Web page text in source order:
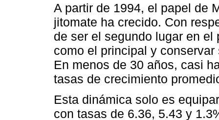
A partir de 1994, el papel de
jitomate ha crecido. Con
de ser el segundo lugar en
como el principal y
En menos de 30 años, casi
tasas de crecimiento
Esta dinámica solo es
con tasas de 6.36, 5.43 y